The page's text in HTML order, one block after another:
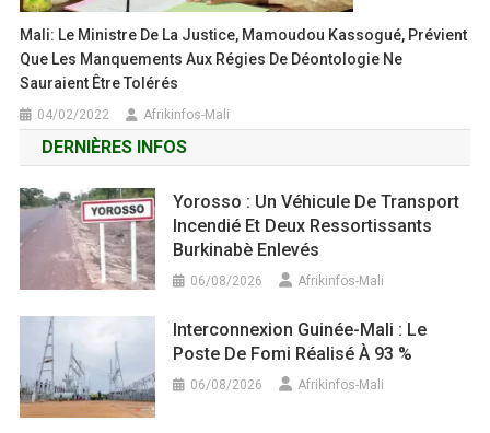
Mali: Le Ministre De La Justice, Mamoudou Kassogué, Prévient
Que Les Manquements Aux Régies De Déontologie Ne
Sauraient Être Tolérés
04/02/2022 Afrikinfos-Mali
DERNIÈRES INFOS
Yorosso : Un Véhicule De Transport
Incendié Et Deux Ressortissants
Burkinabè Enlevés
06/08/2026 Afrikinfos-Mali
Interconnexion Guinée-Mali : Le
Poste De Fomi Réalisé À 93 %
06/08/2026 Afrikinfos-Mali